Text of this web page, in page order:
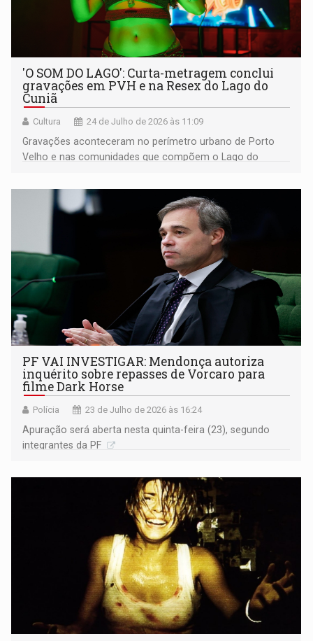
'O SOM DO LAGO': Curta-metragem conclui
gravações em PVH e na Resex do Lago do
Cuniã
Cultura 24 de Julho de 2026 às 11:09
Gravações aconteceram no perímetro urbano de Porto
Velho e nas comunidades que compõem o Lago do
PF VAI INVESTIGAR: Mendonça autoriza
inquérito sobre repasses de Vorcaro para
filme Dark Horse
Polícia 23 de Julho de 2026 às 16:24
Apuração será aberta nesta quinta-feira (23), segundo
integrantes da PF